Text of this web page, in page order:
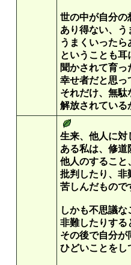
世の中が自分の
あり得ない、う
うまくいった
ということも
聞かされて育っ
幸せ者だと思っ
それだけ、無駄
解放されている
生来、他人に対
ある私は、修道
他人のすること
批判したり、非
苦しんだもので
しかも不思議
非難したりする
その後で自分が
ひどいことをし